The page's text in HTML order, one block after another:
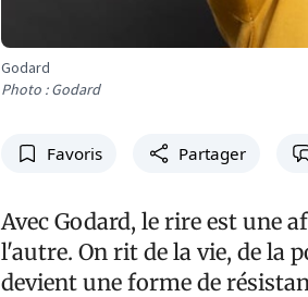
Godard
Photo : Godard
Favoris Partager
Avec Godard, le rire est une
l'autre. On rit de la vie, de la
devient une forme de